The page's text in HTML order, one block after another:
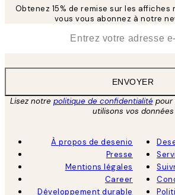
Obtenez 15% de remise sur les
vous vous abonnez à notre
ENVOYER
Lisez notre politique de confidentialitépour
utilisons vos données
À propos de desenio
Presse
Mentions légales
Career
Développement durable